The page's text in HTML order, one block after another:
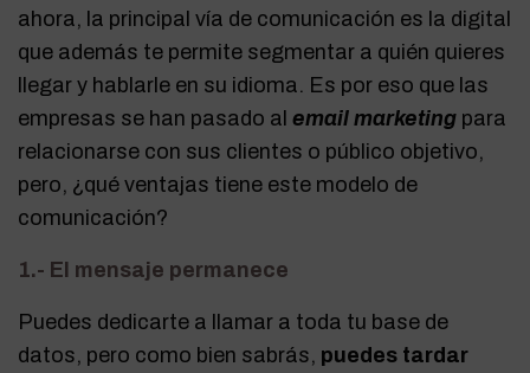
ahora, la principal vía de comunicación es la digital
que además te permite segmentar a quién quieres
llegar y hablarle en su idioma. Es por eso que las
empresas se han pasado alemail marketing para
relacionarse con sus clientes o público objetivo,
pero, ¿qué ventajas tiene este modelo de
comunicación?
1.- El mensaje permanece
Puedes dedicarte a llamar a toda tu base de
datos, pero como bien sabrás, puedes tardar